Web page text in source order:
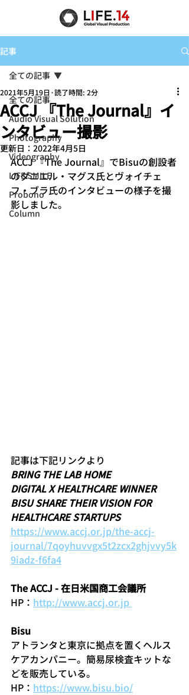
記事
全ての記事
Audio Visual Solution
Photography
Videography
LIFE SMILE
Probono
Column
全ての記事
ACCJ 『The Journal』イ
ンタビュー撮影
2021年5月19日 読了時間: 2分
更新日： 2022年4月5日
ACCJ 『The Journal』でBisuの創設者
のダニエル・マグス氏とヴォイチェ
フ・ブラ氏のインタビューの様子を撮
影しました。
記事は下記リンクより
BRING THE LAB HOME
DIGITAL X HEALTHCARE WINNER
BISU SHARE THEIR VISION FOR
HEALTHCARE STARTUPS
https://www.accj.or.jp/the-accj-
journal/7qoyhuvvgx5t2zcx2ghjvvy5k
9iadz-f6fa4
The ACCJ - 在日米国商工会議所
HP： http://www.accj.or.jp
Bisu
アトランタと東京に拠点を置くヘルス
ケアカンパニー。簡易尿検査キットな
どを販売している。
HP： https://www.bisu.bio/